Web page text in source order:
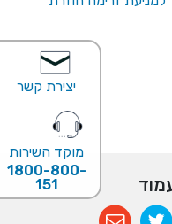
יצירת קשר
מוקד השירות
1800-800-
151